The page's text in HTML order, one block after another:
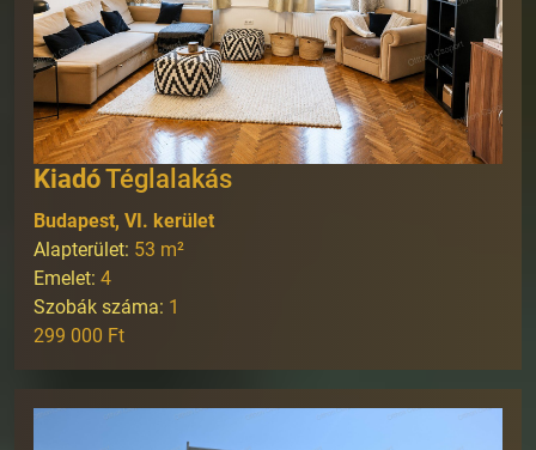
KiadóTéglalakás
Budapest, VI. kerület
Alapterület: 53 m²
Emelet: 4
Szobák száma: 1
299 000 Ft